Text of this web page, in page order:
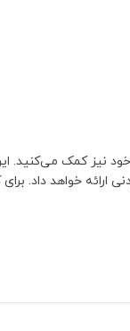
خود نیز کمک
ارائه خواهد داد.